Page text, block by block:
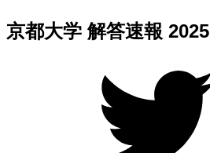
京都大学 解答速報 2025